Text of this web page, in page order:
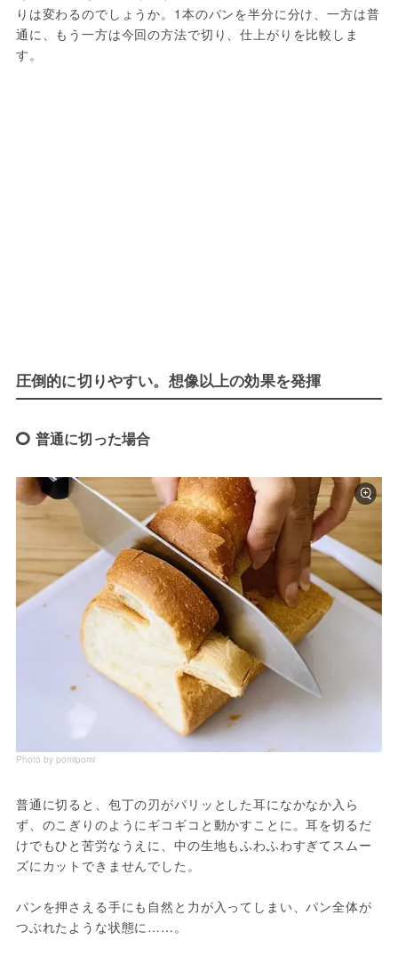
りは変わるのでしょうか。1本のパンを半分に分け、一方は普
通に、もう一方は今回の方法で切り、仕上がりを比較しま
す。
圧倒的に切りやすい。想像以上の効果を発揮
普通に切った場合
Photo by pomipomi
普通に切ると、包丁の刃がパリッとした耳になかなか入ら
ず、のこぎりのようにギコギコと動かすことに。耳を切るだ
けでもひと苦労なうえに、中の生地もふわふわすぎてスムー
ズにカットできませんでした。
パンを押さえる手にも自然と力が入ってしまい、パン全体が
つぶれたような状態に……。